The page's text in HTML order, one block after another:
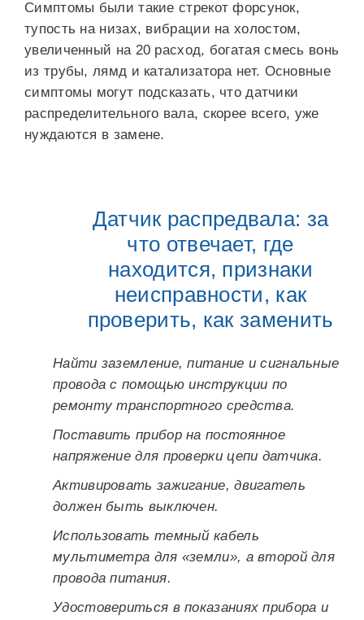
Симптомы были такие стрекот форсунок,
тупость на низах, вибрации на холостом,
увеличенный на 20 расход, богатая смесь вонь
из трубы, лямд и катализатора нет. Основные
симптомы могут подсказать, что датчики
распределительного вала, скорее всего, уже
нуждаются в замене.
Датчик распредвала: за
что отвечает, где
находится, признаки
неисправности, как
проверить, как заменить
Найти заземление, питание и сигнальные
провода с помощью инструкции по
ремонту транспортного средства.
Поставить прибор на постоянное
напряжение для проверки цепи датчика.
Активировать зажигание, двигатель
должен быть выключен.
Использовать темный кабель
мультиметра для «земли», а второй для
провода питания.
Удостовериться в показаниях прибора и